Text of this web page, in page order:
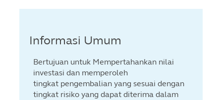
Informasi Umum
Bertujuan untuk Mempertahankan nilai
investasi dan memperoleh
tingkat pengembalian yang sesuai dengan
tingkat risiko yang dapat diterima dalam